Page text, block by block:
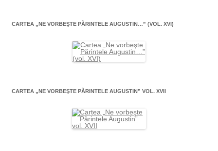
CARTEA „NE VORBEŞTE PĂRINTELE AUGUSTIN…” (VOL. XVI)
CARTEA „NE VORBEŞTE PĂRINTELE AUGUSTIN” VOL. XVII